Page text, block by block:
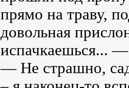
прямо на траву,
довольная
испачкаешься...
— Не страшно,